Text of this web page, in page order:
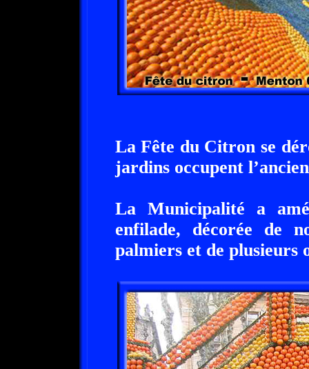
La Fête du Citron se
jardins occupent
La Municipalité a
enfilade, décorée de
palmiers et de plusieurs